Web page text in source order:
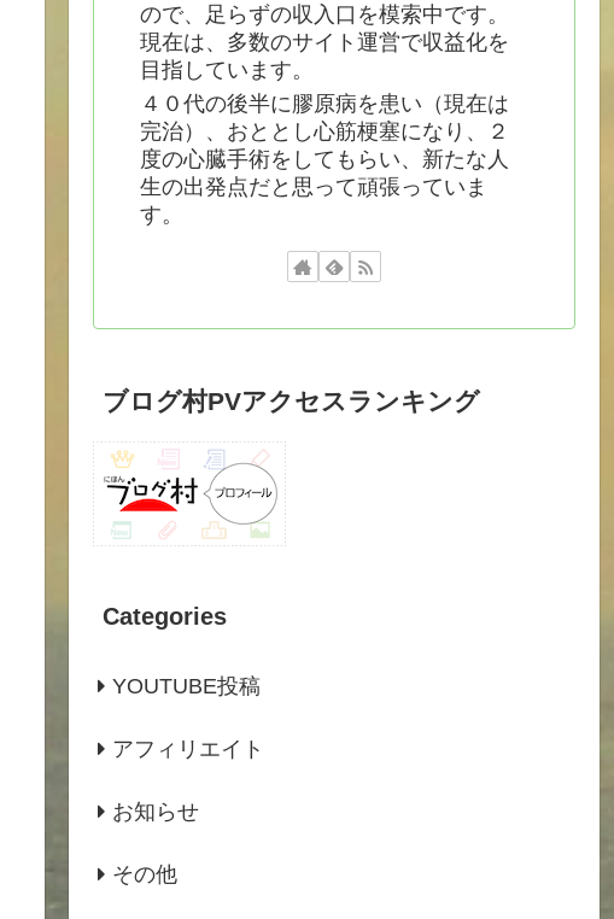
ので、足らずの収入口を模索中です。
現在は、多数のサイト運営で収益化を
目指しています。
４０代の後半に膠原病を患い（現在は
完治）、おととし心筋梗塞になり、２
度の心臓手術をしてもらい、新たな人
生の出発点だと思って頑張っていま
す。
ブログ村PVアクセスランキング
Categories
YOUTUBE投稿
アフィリエイト
お知らせ
その他